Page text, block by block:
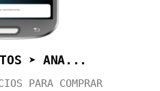
➤ ANA...
PARA COMPRAR